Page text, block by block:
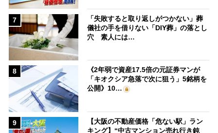
7
「失敗すると取り返しがつかない」葬
儀社の手を借りない「DIY葬」の落とし
穴 素人には…
8
《2年弱で資産17.5倍の元証券マンが
「キオクシア急落で次に狙う」5銘柄を
公開》10…
9
【大阪の不動産価格「危ない駅」ラン
キング】“中古マンション売れ行き鈍